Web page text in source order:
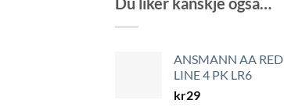
ANSMANN AA RED
LINE 4 PK LR6
kr29